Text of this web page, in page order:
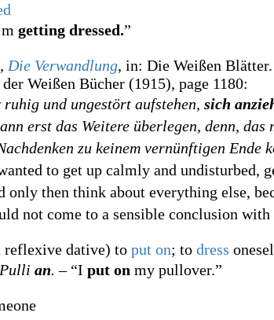
getting dressed.”
, Die Verwandlung, in: Die Weißen
Weißen Bücher (1915), page 1180:
und ungestört aufstehen, sich
erst das Weitere überlegen, denn,
zu keinem vernünftigen Ende
to get up calmly and undisturbed,
only then think about everything else,
not come to a sensible conclusion
reflexive dative) to put on; to dress
an. – “I put on my pullover.”